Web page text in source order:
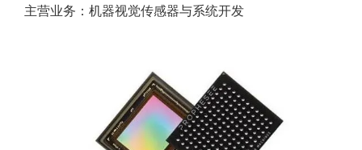
主营业务：机器视觉传感器与系统开发